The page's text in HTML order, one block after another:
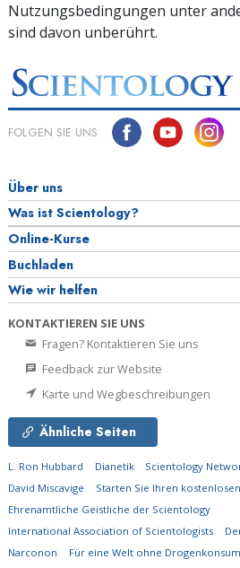
Nutzungsbedingungen unter
sind davon unberührt.
FOLGEN SIE UNS
Über uns
Was ist Scientology?
Online-Kurse
Buchladen
Wie wir helfen
KONTAKTIEREN SIE UNS
Fragen? Kontaktieren Sie uns
Feedback zur Website
Karte und Wegbeschreibungen
Ähnliche Seiten
L. Ron Hubbard Dianetik Scientology
David Miscavige
Starten Sie Ihren
Ehrenamtliche Geistliche der Scientology
International Association of Scientologists
Narconon
Für eine Welt ohne Drogenkonsum